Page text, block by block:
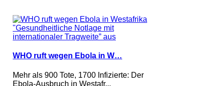
WHO ruft wegen Ebola in W…
Mehr als 900 Tote, 1700 Infizierte: Der
Ebola-Ausbruch in Westafr...